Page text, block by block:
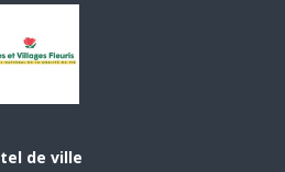
de ville